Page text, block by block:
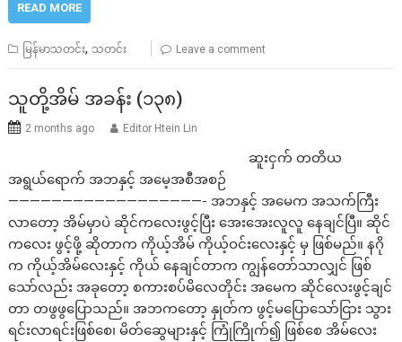
READ MORE
မြန်မာသတင်း, သတင်း Leave a comment
သူတို့အိမ် အခန်း (၁၃၈)
2 months ago Editor Htein Lin
ဆူးငှက် တတိယ
အရွယ်ရောက် အဘနှင့် အမေ့အစီအစဉ်
——————————————————- အဘနှင့် အမေက အသက်ကြီး
လာတော့ အိမ်မှာပဲ ဆိုင်ကလေးဖွင့်ပြီး အေးအေးလူလူ နေချင်ပြီ။ ဆိုင်
ကလေး ဖွင့်ဖို့ ဆိုတာက ကိုယ့်အိမ် ကိုယ့်ဝင်းလေးနှင့် မှ ဖြစ်မည်။ နဂို
က ကိုယ့်အိမ်လေးနှင့် ကိုယ် နေချင်တာက ကျွန်တော်သာလျှင် ဖြစ်
သော်လည်း အခုတော့ စကားစပ်မိလေတိုင်း အမေက ဆိုင်လေးဖွင့်ချင်
တာ တဖွဖွပြောသည်။ အဘကတော့ နှုတ်က ဖွင့်မပြောသော်ငြား သွား
ရင်းလာရင်းဖြစ်စေ၊ မိတ်ဆွေများနှင့် ကြုံကြိုက်၍ ဖြစ်စေ အိမ်လေး